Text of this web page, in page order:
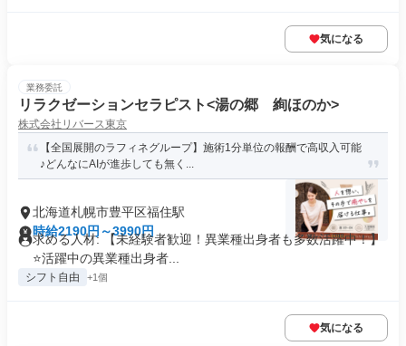
気になる
業務委託
リラクゼーションセラピスト<湯の郷 絢ほのか>
株式会社リバース東京
【全国展開のラフィネグループ】施術1分単位の報酬で高収入可能
♪どんなにAIが進歩しても無く...
北海道札幌市豊平区福住駅
時給2190円～3990円
求める人材: 【未経験者歓迎！異業種出身者も多数活躍中！】
⭐️活躍中の異業種出身者...
シフト自由 +1個
気になる